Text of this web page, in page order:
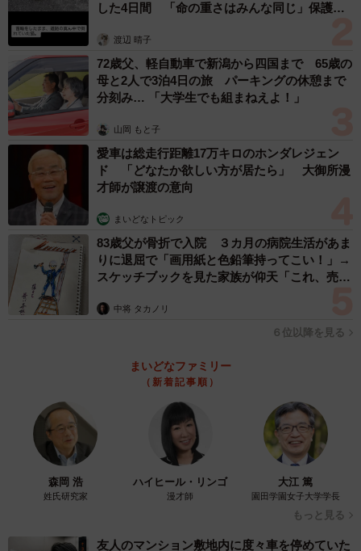
PMDDは、ホルモンの変動によって精神的な症状が出るも
情をコントロールできないのは、自分がだめな人間だから
かもしれないと長く悩んできたなおたろーさんにとって、
不調の原因がわかったことは大きな救いになったのでし
した4日間 「命の重さはみんな同じ」保護団
渡辺 晴子
72歳父、軽自動車で新潟から四国まで 65歳の
母と2人で3泊4日の旅 パーキングの休憩まで
分刻み… 「大学生でも組まねえよ！」
山岡 もと子
愛車は総走行距離17万キロのホンダレジェン
ド 「どなたか欲しい方が居たら」 大御所漫
才師が譲渡の意向
まいどなトピック
83歳父が骨折で入院 ３カ月の病院生活があま
りに退屈で「画用紙と色鉛筆持ってこい！」→
スケッチブックを見た家族が仰天「これ、売れ
中将 タカノリ
６位以降を見る
まいどなファミリー
（新着記事順）
森岡 浩
姓氏研究家
ハイヒール・リンゴ
漫才師
大江 篤
園田学園女子大学学長
もっと見る
友人のマンション敷地内に度々車を停めていた